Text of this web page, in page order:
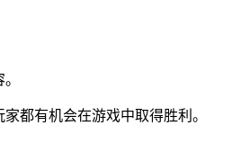
都有机会在游戏中取得胜利。